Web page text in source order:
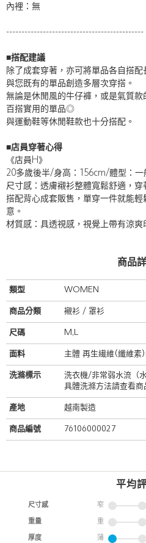
內裡：無
---------------------------------------------
■搭配建議
除了成套穿著，亦可將單品各自搭配
與您既有的單品創造多層次穿搭。
無論是休閒風的牛仔褲，或是氣質
百搭實用的單品◎
與運動鞋等休閒鞋款也十分搭配。
■店員穿著心得
《店員H》
20多歲後半/身高：156cm/體型：
尺寸感：透膚襯衫整體寬鬆舒適，穿
搭配背心成套販售，單穿一件就能
意。
材質感：具透視感，視覺上帶有涼爽
商品
類型 WOMEN
商品分類 襯衫 / 罩衫
尺碼 M,L
面料 主體 再生繊維(纖維素
洗滌標示
洗衣機/非常弱水流（
具體洗滌方法請查看商
產地 越南製造
商品編號 76106000027
平均
尺寸感 窄
重量 重
厚度 薄